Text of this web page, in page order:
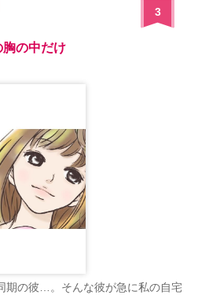
3
の中だけ
期の彼…。そんな彼が急に私の自宅